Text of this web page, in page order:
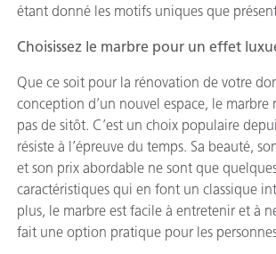
étant donné les motifs uniques que
Choisissez le marbre pour un effet
Que ce soit pour la rénovation de votre
conception d’un nouvel espace, le marbre
pas de sitôt. C’est un choix populaire
résiste à l’épreuve du temps. Sa beauté,
et son prix abordable ne sont que
caractéristiques qui en font un classique
plus, le marbre est facile à entretenir et à
fait une option pratique pour les